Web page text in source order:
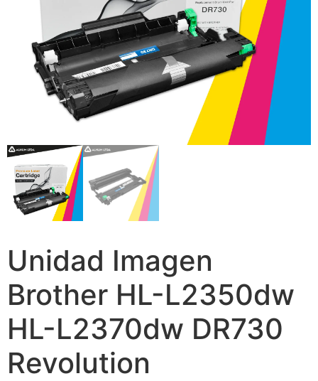
Unidad Imagen
Brother HL-L2350dw
HL-L2370dw DR730
Revolution